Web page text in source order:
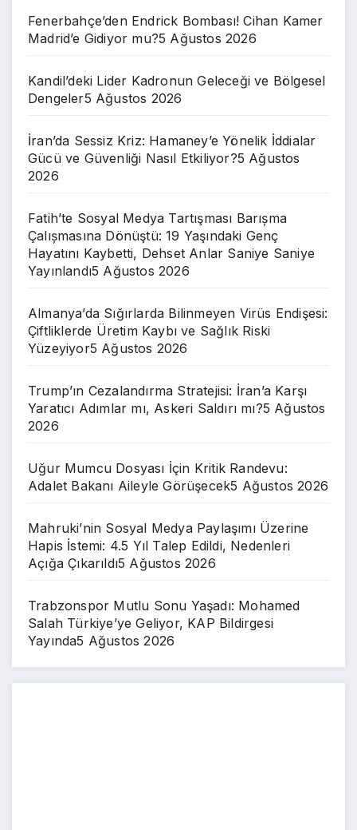
Fenerbahçe’den Endrick Bombası! Cihan Kamer
Madrid’e Gidiyor mu?5 Ağustos 2026
Kandil’deki Lider Kadronun Geleceği ve Bölgesel
Dengeler5 Ağustos 2026
İran’da Sessiz Kriz: Hamaney’e Yönelik İddialar
Gücü ve Güvenliği Nasıl Etkiliyor?5 Ağustos
2026
Fatih’te Sosyal Medya Tartışması Barıșma
Çalıșmasına Dönüştü: 19 Yaşındaki Genç
Hayatını Kaybetti, Dehset Anlar Saniye Saniye
Yayınlandı5 Ağustos 2026
Almanya’da Sığırlarda Bilinmeyen Virüs Endişesi:
Çiftliklerde Üretim Kaybı ve Sağlık Riski
Yüzeyiyor5 Ağustos 2026
Trump’ın Cezalandırma Stratejisi: İran’a Karşı
Yaratıcı Adımlar mı, Askeri Saldırı mı?5 Ağustos
2026
Uğur Mumcu Dosyası İçin Kritik Randevu:
Adalet Bakanı Aileyle Görüşecek5 Ağustos 2026
Mahruki’nin Sosyal Medya Paylaşımı Üzerine
Hapis İstemi: 4.5 Yıl Talep Edildi, Nedenleri
Açığa Çıkarıldı5 Ağustos 2026
Trabzonspor Mutlu Sonu Yaşadı: Mohamed
Salah Türkiye’ye Geliyor, KAP Bildirgesi
Yayında5 Ağustos 2026